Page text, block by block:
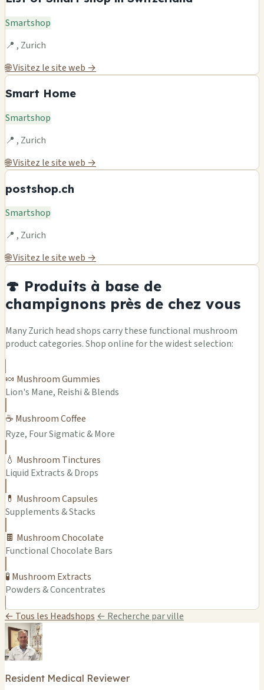
Smartshop
📍 , Zurich
🌐 Visitez le site web →
Smart Home
Smartshop
📍 , Zurich
🌐 Visitez le site web →
postshop.ch
Smartshop
📍 , Zurich
🌐 Visitez le site web →
🍄 Produits à base de
champignons près de chez vous
Many Zurich head shops carry these functional mushroom
product categories. Shop online for the widest selection:
🍬 Mushroom Gummies
Lion's Mane, Reishi & Blends
☕ Mushroom Coffee
Ryze, Four Sigmatic & More
💧 Mushroom Tinctures
Liquid Extracts & Drops
💊 Mushroom Capsules
Supplements & Stacks
🍫 Mushroom Chocolate
Functional Chocolate Bars
🧪 Mushroom Extracts
Powders & Concentrates
← Tous les Headshops ← Recherche par ville
Resident Medical Reviewer